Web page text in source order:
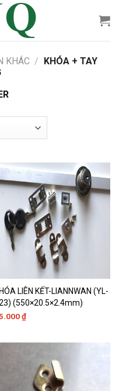
KHÁC / KHÓA + TAY
LIÊN KẾT-LIANNWAN (YL-
(550×20.5×2.4mm)
₫